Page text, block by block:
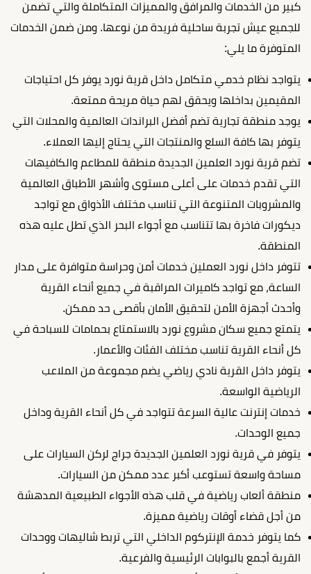
كبير من الخدمات والمرافق والمميزات المتكاملة والتي تضمن
للجميع عيش تجربة ساحلية فريدة من نوعها. ومن ضمن الخدمات
المتوفرة ما يلي:
يتواجد نظام خدمي متكامل داخل قرية نورد يوفر كل احتياجات
المقيمين بداخلها ويحقق لهم حياة مريحة ممتعة.
يوجد منطقة تجارية تضم أفضل البراندات العالمية والمحلات التي
يتوفر بها كافة السلع والمنتجات التي يحتاج إليها العملاء.
تضم قرية نورد العلمين الجديدة منطقة للمطاعم والكافيهات
التي تقدم خدمات على أعلى مستوى وأشهر الأطباق العالمية
والمشروبات المتنوعة التي تناسب مختلف الأذواق مع تواجد
ديكورات فاخرة بها تتناسب مع أجواء البحر الذي تطل عليه هذه
المنطقة.
تتوفر داخل نورد العملين خدمات أمن وحراسة متوافرة على مدار
الساعة، مع تواجد كاميرات المراقبة في جميع أنحاء القرية
وأحدث أجهزة الأمن لتحقيق الأمان بأقصى حد ممكن.
يتمتع جميع سكان مشروع نورد بالاستمتاع بحمامات للسباحة في
كل أنحاء القرية تناسب مختلف الفئات والأعمار.
يتوفر داخل القرية نادي رياضي يضم مجموعة من الملاعب
الرياضية الواسعة.
خدمات إنترنت عالية السرعة تتواجد في كل أنحاء القرية وداخل
جميع الوحدات.
يتوفر في قرية نورد العلمين الجديدة جراج لركن السيارات على
مساحة واسعة تستوعب أكبر عدد ممكن من السيارات.
منطقة ألعاب رياضية في قلب هذه الأجواء الطبيعية المدهشة
من أجل قضاء أوقات رياضية مميزة.
كما يتوفر خدمة الإنتركوم الداخلي التي تربط شاليهات ووحدات
القرية أجمع بالبوابات الرئيسية والفرعية.